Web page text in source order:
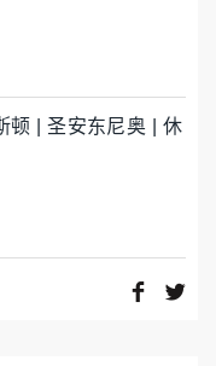
顿 | 圣安东尼奥 | 休